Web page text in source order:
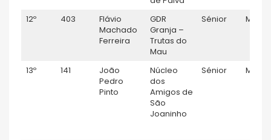
12º 403
Flávio
Machado
Ferreira
GDR
Granja –
Trutas do
Mau
Sénior M
13º 141
João
Pedro
Pinto
Núcleo
dos
Amigos de
São
Joaninho
Sénior M